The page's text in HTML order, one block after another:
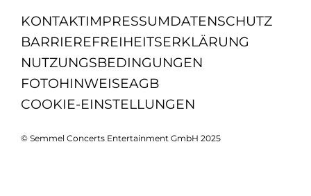
KONTAKTIMPRESSUMDATENSCHUTZ
BARRIEREFREIHEITSERKLÄRUNG
NUTZUNGSBEDINGUNGEN
FOTOHINWEISEAGB
COOKIE-EINSTELLUNGEN
© Semmel Concerts Entertainment GmbH 2025